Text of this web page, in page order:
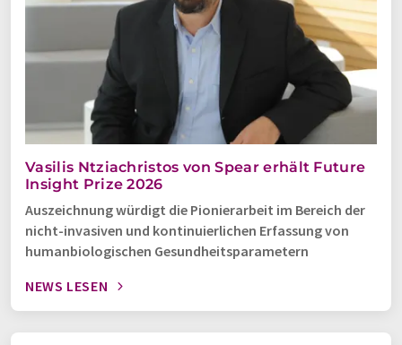
Vasilis Ntziachristos von Spear erhält Future
Insight Prize 2026
Auszeichnung würdigt die Pionierarbeit im Bereich der
nicht-invasiven und kontinuierlichen Erfassung von
humanbiologischen Gesundheitsparametern
NEWS LESEN